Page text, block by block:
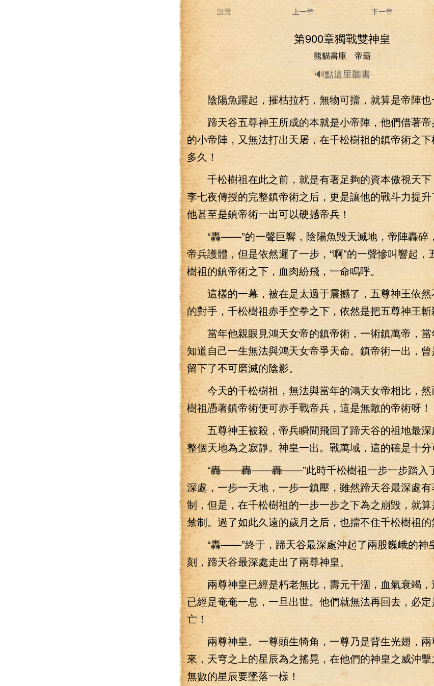
設置 上一章 下一章
第900章獨戰雙神皇
熊貓書庫 帝霸
🔊點這里聽書
陰陽魚躍起，摧枯拉朽，無物可擋，就算是帝陣也
蹄天谷五尊神王所成的本就是小帝陣，他們借著帝
的小帝陣，又無法打出天屠，在千松樹祖的鎮帝術之
多久！
千松樹祖在此之前，就是有著足夠的資本傲視天下
李七夜傳授的完整鎮帝術之后，更是讓他的戰斗力提升
他甚至是鎮帝術一出可以硬撼帝兵！
“轟——”的一聲巨響，陰陽魚毀天滅地，帝陣轟碎
帝兵護體，但是依然遲了一步，“啊”的一聲慘叫響起，
樹祖的鎮帝術之下，血肉紛飛，一命鳴呼。
這樣的一幕，被在是太過于震撼了，五尊神王依然
的對手，千松樹祖赤手空拳之下，依然是把五尊神王斬
當年他親眼見鴻天女帝的鎮帝術，一術鎮萬帝，當
知道自己一生無法與鴻天女帝爭天命。鎮帝術一出，
留下了不可磨滅的陰影。
今天的千松樹祖，無法與當年的鴻天女帝相比，然
樹祖憑著鎮帝術便可赤手戰帝兵，這是無敵的帝術呀！
五尊神王被殺，帝兵瞬間飛回了蹄天谷的祖地最深
整個天地為之寂靜。神皇一出。戰萬域，這的確是十分
“轟——轟——轟——”此時千松樹祖一步一步踏入了
深處，一步一天地，一步一鎮壓，雖然蹄天谷最深處
制，但是，在千松樹祖的一步一步之下為之崩毀，就
禁制。過了如此久遠的歲月之后，也擋不住千松樹祖的
“轟——”終于，蹄天谷最深處沖起了兩股巍峨的神
刻，蹄天谷最深處走出了兩尊神皇。
兩尊神皇已經是朽老無比，壽元干涸，血氣衰竭，
已經是奄奄一息，一旦出世。他們就無法再回去，必
亡！
兩尊神皇。一尊頭生犄角，一尊乃是背生光翅，兩
來，天穹之上的星辰為之搖晃，在他們的神皇之威沖
無數的星辰要墜落一樣！